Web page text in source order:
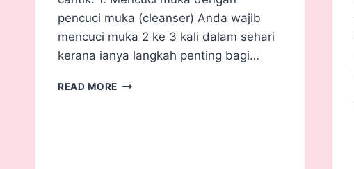
pencuci muka (cleanser) Anda wajib
mencuci muka 2 ke 3 kali dalam sehari
kerana ianya langkah penting bagi…
READ MORE